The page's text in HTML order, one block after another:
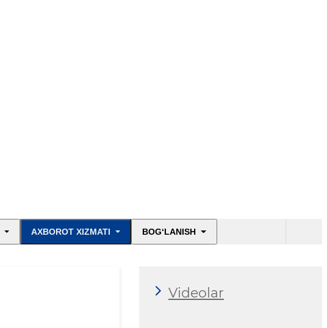
AXBOROT XIZMATI BOG‘LANISH
Videolar